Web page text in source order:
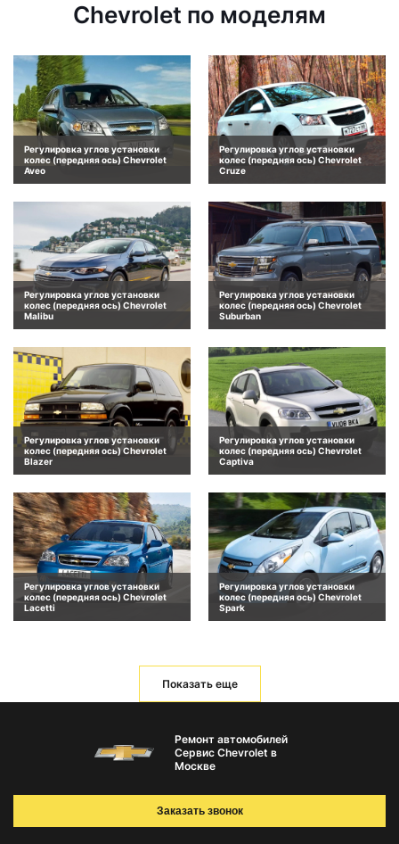
Chevrolet по моделям
Регулировка углов установки
колес (передняя ось) Chevrolet
Aveo
Регулировка углов установки
колес (передняя ось) Chevrolet
Cruze
Регулировка углов установки
колес (передняя ось) Chevrolet
Malibu
Регулировка углов установки
колес (передняя ось) Chevrolet
Suburban
Регулировка углов установки
колес (передняя ось) Chevrolet
Blazer
Регулировка углов установки
колес (передняя ось) Chevrolet
Captiva
Регулировка углов установки
колес (передняя ось) Chevrolet
Lacetti
Регулировка углов установки
колес (передняя ось) Chevrolet
Spark
Показать еще
Ремонт автомобилей
Сервис Chevrolet в
Москве
Заказать звонок